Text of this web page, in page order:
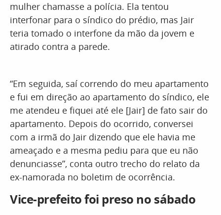
mulher chamasse a polícia. Ela tentou
interfonar para o síndico do prédio, mas Jair
teria tomado o interfone da mão da jovem e
atirado contra a parede.
“Em seguida, saí correndo do meu apartamento
e fui em direção ao apartamento do síndico, ele
me atendeu e fiquei até ele [Jair] de fato sair do
apartamento. Depois do ocorrido, conversei
com a irmã do Jair dizendo que ele havia me
ameaçado e a mesma pediu para que eu não
denunciasse”, conta outro trecho do relato da
ex-namorada no boletim de ocorrência.
Vice-prefeito foi preso no sábado